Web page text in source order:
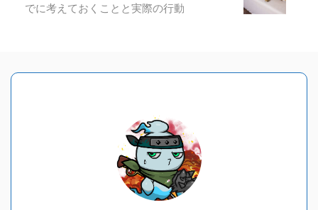
でに考えておくことと実際の行動